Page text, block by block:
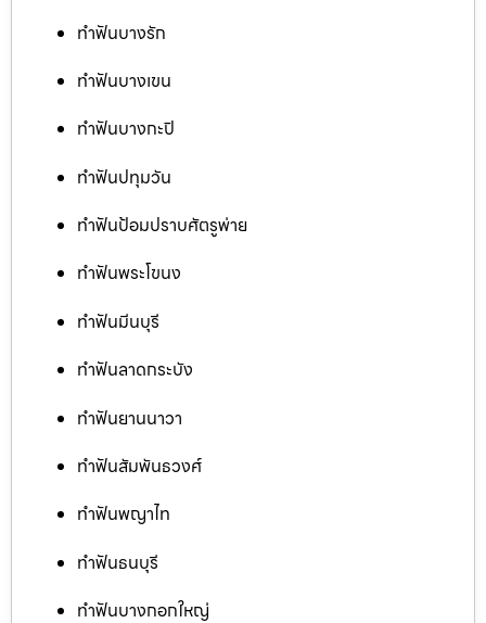
ทำฟันบางรัก
ทำฟันบางเขน
ทำฟันบางกะปิ
ทำฟันปทุมวัน
ทำฟันป้อมปราบศัตรูพ่าย
ทำฟันพระโขนง
ทำฟันมีนบุรี
ทำฟันลาดกระบัง
ทำฟันยานนาวา
ทำฟันสัมพันธวงศ์
ทำฟันพญาไท
ทำฟันธนบุรี
ทำฟันบางกอกใหญ่